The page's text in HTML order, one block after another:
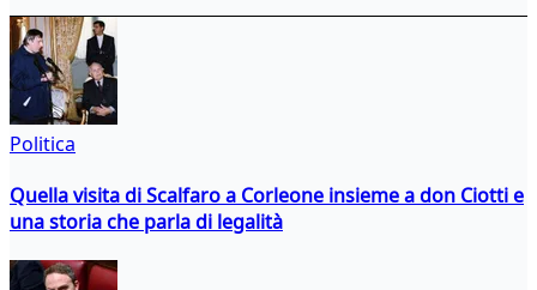
Politica
Quella visita di Scalfaro a Corleone insieme a don Ciotti e
una storia che parla di legalità